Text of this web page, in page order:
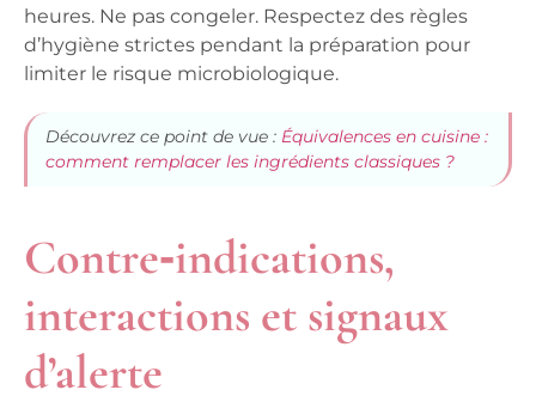
heures. Ne pas congeler. Respectez des règles
d’hygiène strictes pendant la préparation pour
limiter le risque microbiologique.
Découvrez ce point de vue : Équivalences en cuisine :
comment remplacer les ingrédients classiques ?
Contre‑indications,
interactions et signaux
d’alerte